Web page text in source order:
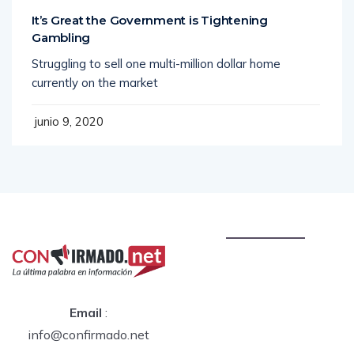
It’s Great the Government is Tightening
Gambling
Struggling to sell one multi-million dollar home
currently on the market
junio 9, 2020
Email :
info@confirmado.net